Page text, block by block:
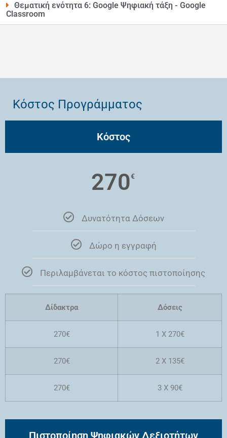
Θεματική ενότητα 6: Google Ψηφιακή τάξη - Google
Classroom
Κόστος Προγράμματος
Κόστος
270€
Δυνατότητα Δόσεων
Δώρο η εγγραφή
Περιλαμβάνεται το κόστος πιστοποίησης
Δίδακτρα Δόσεις
270€ 1 Χ 270€
270€ 2 Χ 135€
270€ 3 Χ 90€
Πιστοποίηση Ψηφιακών Δεξιοτήτων